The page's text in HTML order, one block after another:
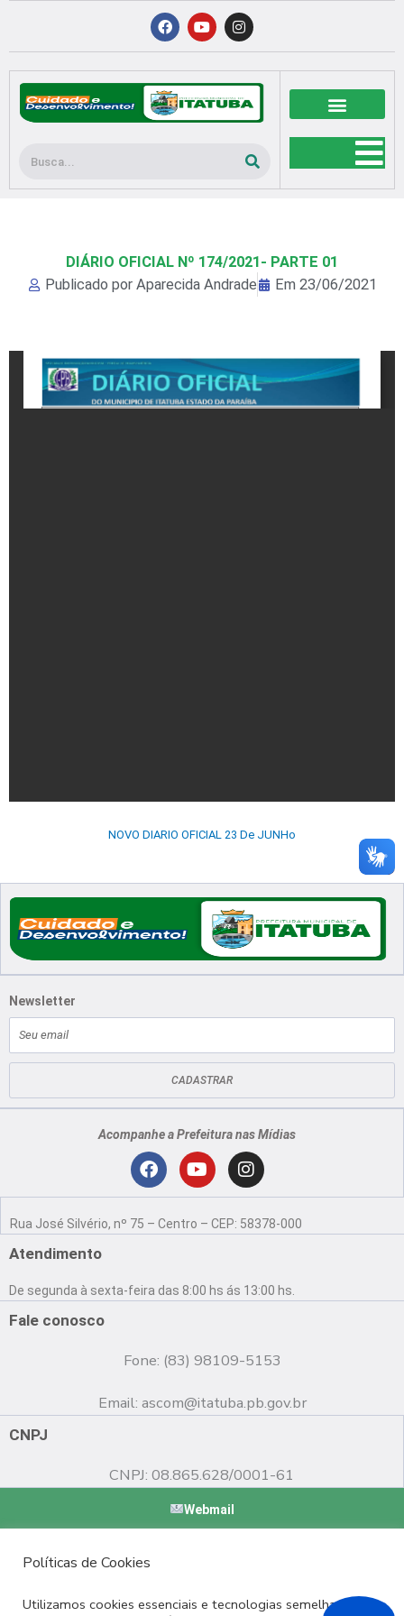
conteúdo
F
a
c
b
o
o
k
Y
o
u
u
b
e
I
n
s
a
g
r
a
Pesquisar
DIÁRIO OFICIAL Nº 174/2021- PARTE 01
Publicado por Aparecida Andrade Em 23/06/2021
NOVO DIARIO OFICIAL 23 De JUNHo
Newsletter
mail
CADASTRAR
Acompanhe a Prefeitura nas Mídias
F
c
o
o
Y
u
b
e
I
n
s
g
r
Rua José Silvério, nº 75 – Centro – CEP: 58378-000
Atendimento
De segunda à sexta-feira das 8:00 hs ás 13:00 hs.
Fale conosco
Fone: (83) 98109-5153
Email: ascom@itatuba.pb.gov.br
CNPJ
CNPJ: 08.865.628/0001-61
Webmail
Políticas de Cookies
Utilizamos cookies essenciais e tecnologias semelhantes de